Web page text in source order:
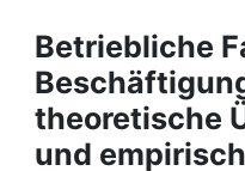
Projects
People
Institutions
Betriebliche
theoretische
und